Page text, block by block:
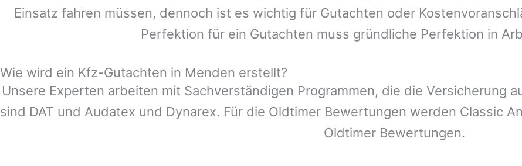
Einsatz fahren müssen, dennoch ist es wichtig für Gutachten oder
Perfektion für ein Gutachten muss gründliche Perfektion in
Wie wird ein Kfz-Gutachten in Menden erstellt?
Unsere Experten arbeiten mit Sachverständigen Programmen, die die Versicherung
sind DAT und Audatex und Dynarex. Für die Oldtimer Bewertungen werden Classic
Oldtimer Bewertungen.